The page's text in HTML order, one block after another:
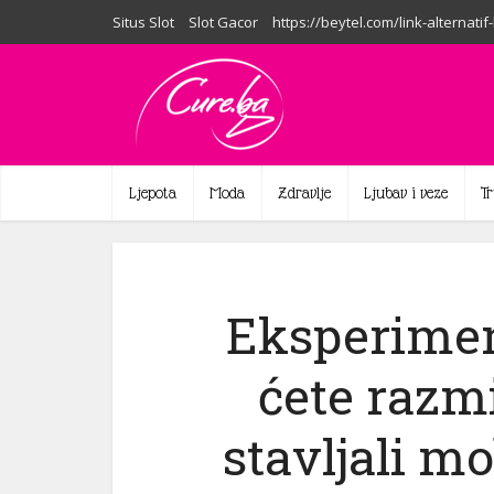
Situs Slot Slot Gacor https://beytel.com/link-
Ljepota Moda Zdravlje Ljubav i veze
ćete
stavljali